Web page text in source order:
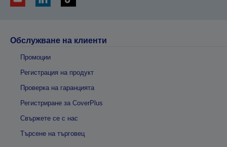
Обслужване на клиенти
Промоции
Регистрация на продукт
Проверка на гаранцията
Регистриране за CoverPlus
Свържете се с нас
Търсене на търговец